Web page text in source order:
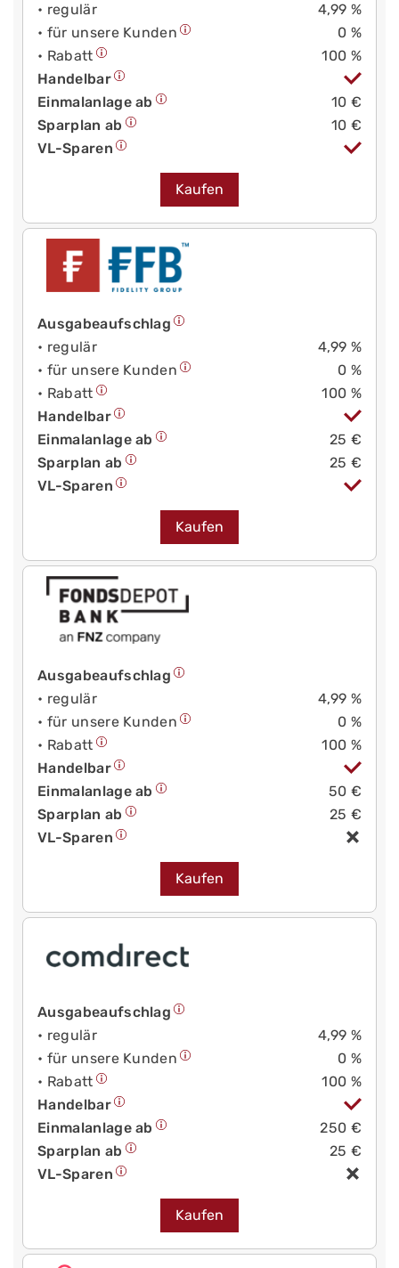
• regulär
4,99 %
• für unsere Kunden
0 %
• Rabatt
100 %
Handelbar
Einmalanlage ab
10 €
Sparplan ab
10 €
VL-Sparen
Kaufen
Ausgabeaufschlag
• regulär
4,99 %
• für unsere Kunden
0 %
• Rabatt
100 %
Handelbar
Einmalanlage ab
25 €
Sparplan ab
25 €
VL-Sparen
Kaufen
Ausgabeaufschlag
• regulär
4,99 %
• für unsere Kunden
0 %
• Rabatt
100 %
Handelbar
Einmalanlage ab
50 €
Sparplan ab
25 €
VL-Sparen
Kaufen
Ausgabeaufschlag
• regulär
4,99 %
• für unsere Kunden
0 %
• Rabatt
100 %
Handelbar
Einmalanlage ab
250 €
Sparplan ab
25 €
VL-Sparen
Kaufen